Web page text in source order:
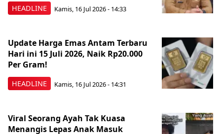
HEADLINE Kamis, 16 Jul 2026 - 14:33
HEADLINE
Update Harga Emas Antam Terbaru
Hari ini 15 Juli 2026, Naik Rp20.000
Per Gram!
Kamis, 16 Jul 2026 - 14:31
Viral Seorang Ayah Tak Kuasa
Menangis Lepas Anak Masuk